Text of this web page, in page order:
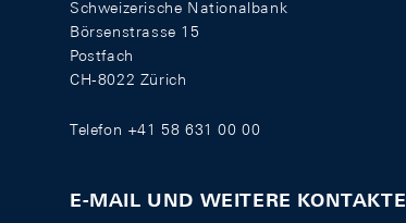
Schweizerische Nationalbank
Börsenstrasse 15
Postfach
CH-8022 Zürich
Telefon +41 58 631 00 00
E-MAIL UND WEITERE KONTAKTE